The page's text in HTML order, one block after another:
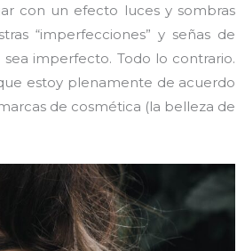
con un efecto luces y sombras
“imperfecciones” y señas de
imperfecto. Todo lo contrario.
estoy plenamente de acuerdo
de cosmética (la belleza de